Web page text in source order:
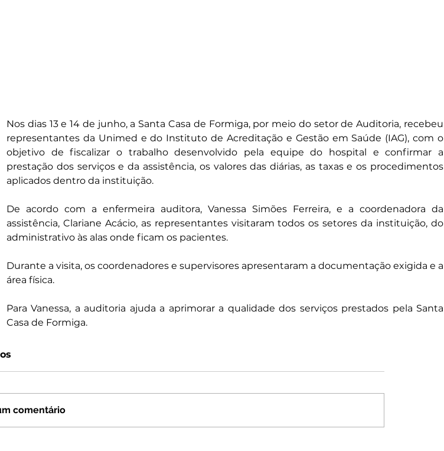
Nos dias 13 e 14 de junho, a Santa Casa de Formiga, por meio do setor de Auditoria, recebeu
representantes da Unimed e do Instituto de Acreditação e Gestão em Saúde (IAG), com o
objetivo de fiscalizar o trabalho desenvolvido pela equipe do hospital e confirmar a
prestação dos serviços e da assistência, os valores das diárias, as taxas e os procedimentos
aplicados dentro da instituição.
De acordo com a enfermeira auditora, Vanessa Simões Ferreira, e a coordenadora da
assistência, Clariane Acácio, as representantes visitaram todos os setores da instituição, do
administrativo às alas onde ficam os pacientes.
Durante a visita, os coordenadores e supervisores apresentaram a documentação exigida e a
área física.
Para Vanessa, a auditoria ajuda a aprimorar a qualidade dos serviços prestados pela Santa
Casa de Formiga.
comentário